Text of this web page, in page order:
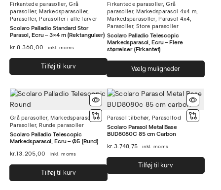
Firkantede parasoller, Grå
parasoller, Markedsparasoller,
Parasoller, Parasoller i alle farver
Scolaro Palladio Standard Stor
Parasol, Ecru – 3×4 m (Rektangulær)
kr.8.360,00 inkl. moms
Tilføj til kurv
Firkantede parasoller, Grå
parasoller, Markedsparasol 4x4 m,
Markedsparasoller, Parasol 4x4,
Parasoller,Store parasoller
Scolaro Palladio Telescopic
Markedsparasol, Ecru – Flere
størrelser (Firkantet)
Vælg muligheder
vare
Grå parasoller, Markedsparasoller,
Parasoller, Runde parasoller
Scolaro Palladio Telescopic
Markedsparasol, Ecru – Ø5 (Rund)
kr.13.205,00 inkl. moms
Tilføj til kurv
Parasol tilbehør, Parasolfod
Scolaro Parasol Metal Base
BUD8080C 85 cm Carbon
kr.3.748,75 inkl. moms
Tilføj til kurv